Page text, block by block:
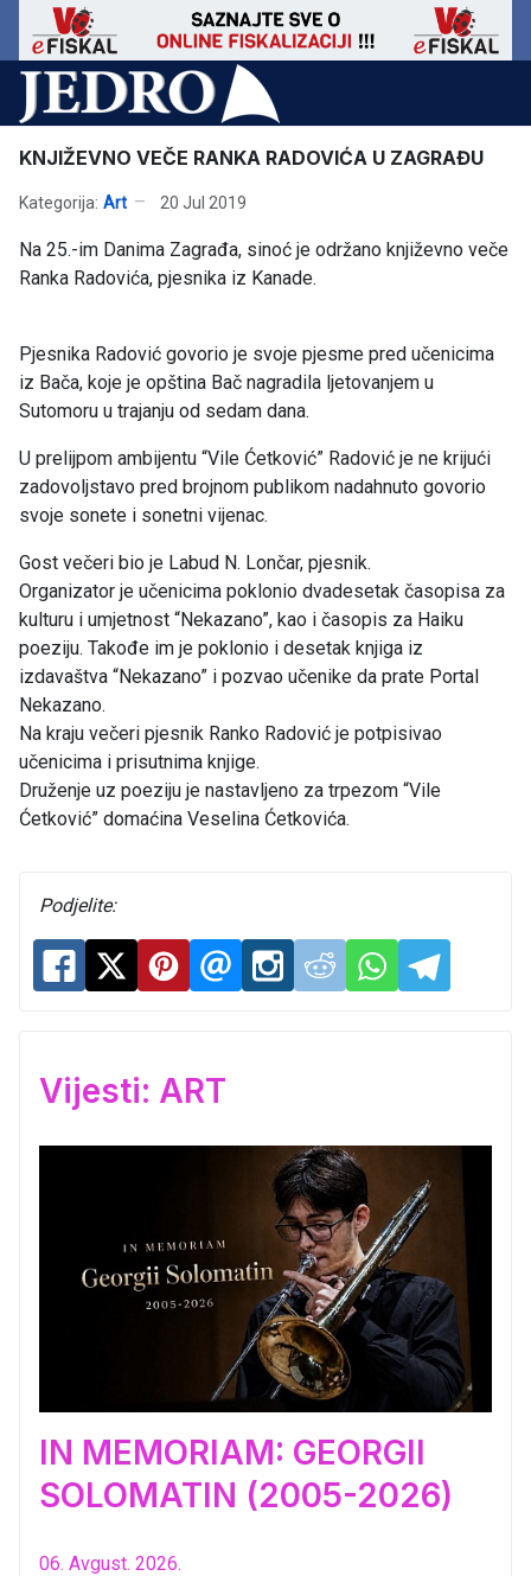
KNJIŽEVNO VEČE RANKA RADOVIĆA U ZAGRAĐU
Kategorija: Art 20 Jul 2019
Na 25.-im Danima Zagrađa, sinoć je održano književno veče
Ranka Radovića, pjesnika iz Kanade.
Pjesnika Radović govorio je svoje pjesme pred učenicima
iz Bača, koje je opština Bač nagradila ljetovanjem u
Sutomoru u trajanju od sedam dana.
U prelijpom ambijentu “Vile Ćetković” Radović je ne krijući
zadovoljstavo pred brojnom publikom nadahnuto govorio
svoje sonete i sonetni vijenac.
Gost večeri bio je Labud N. Lončar, pjesnik.
Organizator je učenicima poklonio dvadesetak časopisa za
kulturu i umjetnost “Nekazano”, kao i časopis za Haiku
poeziju. Takođe im je poklonio i desetak knjiga iz
izdavaštva “Nekazano” i pozvao učenike da prate Portal
Nekazano.
Na kraju večeri pjesnik Ranko Radović je potpisivao
učenicima i prisutnima knjige.
Druženje uz poeziju je nastavljeno za trpezom “Vile
Ćetković” domaćina Veselina Ćetkovića.
Podjelite:
Vijesti: ART
IN MEMORIAM: GEORGII
SOLOMATIN (2005-2026)
06. Avgust. 2026.